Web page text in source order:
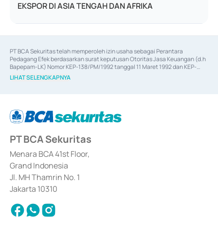
EKSPOR DI ASIA TENGAH DAN AFRIKA
PT BCA Sekuritas telah memperoleh izin usaha sebagai Perantara
Pedagang Efek berdasarkan surat keputusan Otoritas Jasa Keuangan (d.h
Bapepam-LK) Nomor KEP-138/PM/1992 tanggal 11 Maret 1992 dan KEP-
06/D.04/2014 tanggal 28 Februari 2014, izin usaha sebagai Penjamin Emisi
Efek berdasarkan surat keputusan Otoritas Jasa Keuangan Nomor KEP-
berdasarkan surat keputusan Otoritas Jasa Keuangan Nomor S-
67/PM.21/2017 tanggal 3 Februari 2017, dan beberapa izin usaha lainnya
Sertifikat Deposito di Pasar Uang yang izinnya diterbitkan pada tahun 2017
dan izin usaha lainnya dari Bank Indonesia sebagai Lembaga Pendukung
Penerbitan, Transaksi, serta Penatausahaan dan Penyelesaian Transaksi
Surat Berharga Komersial yang izinnya diterbitkan pada tahun 2018.
LIHAT SELENGKAPNYA
PT BCA Sekuritas
Menara BCA 41st Floor,
Grand Indonesia
Jl. MH Thamrin No. 1
Jakarta 10310